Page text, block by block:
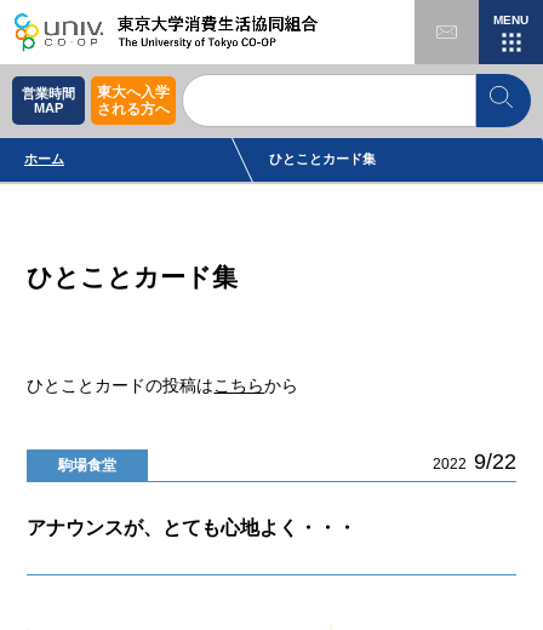
MENU
営業時間
MAP
東大へ入学
される方へ
ホーム ひとことカード集
ひとことカード集
ひとことカードの投稿はこちらから
駒場食堂 2022 9/22
アナウンスが、とても心地よく・・・